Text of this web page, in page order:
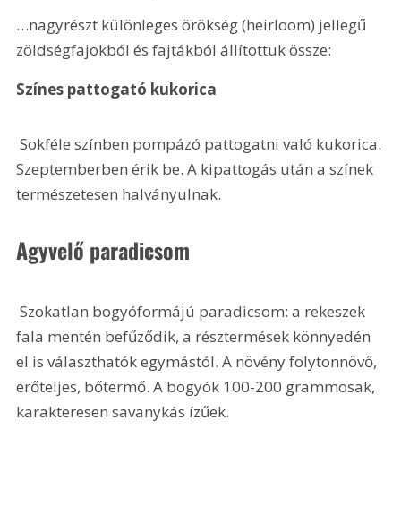
…nagyrészt különleges örökség (heirloom) jellegű
zöldségfajokból és fajtákból állítottuk össze:
Színes pattogató kukorica
Sokféle színben pompázó pattogatni való kukorica.
Szeptemberben érik be. A kipattogás után a színek
természetesen halványulnak.
Agyvelő paradicsom
Szokatlan bogyóformájú paradicsom: a rekeszek
fala mentén befűződik, a résztermések könnyedén
el is választhatók egymástól. A növény folytonnövő,
erőteljes, bőtermő. A bogyók 100-200 grammosak,
karakteresen savanykás ízűek.